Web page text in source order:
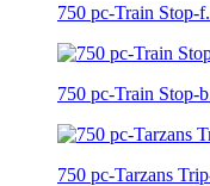
750 pc-Train Stop-
750 pc-Train Stop-
750 pc-Tarzans